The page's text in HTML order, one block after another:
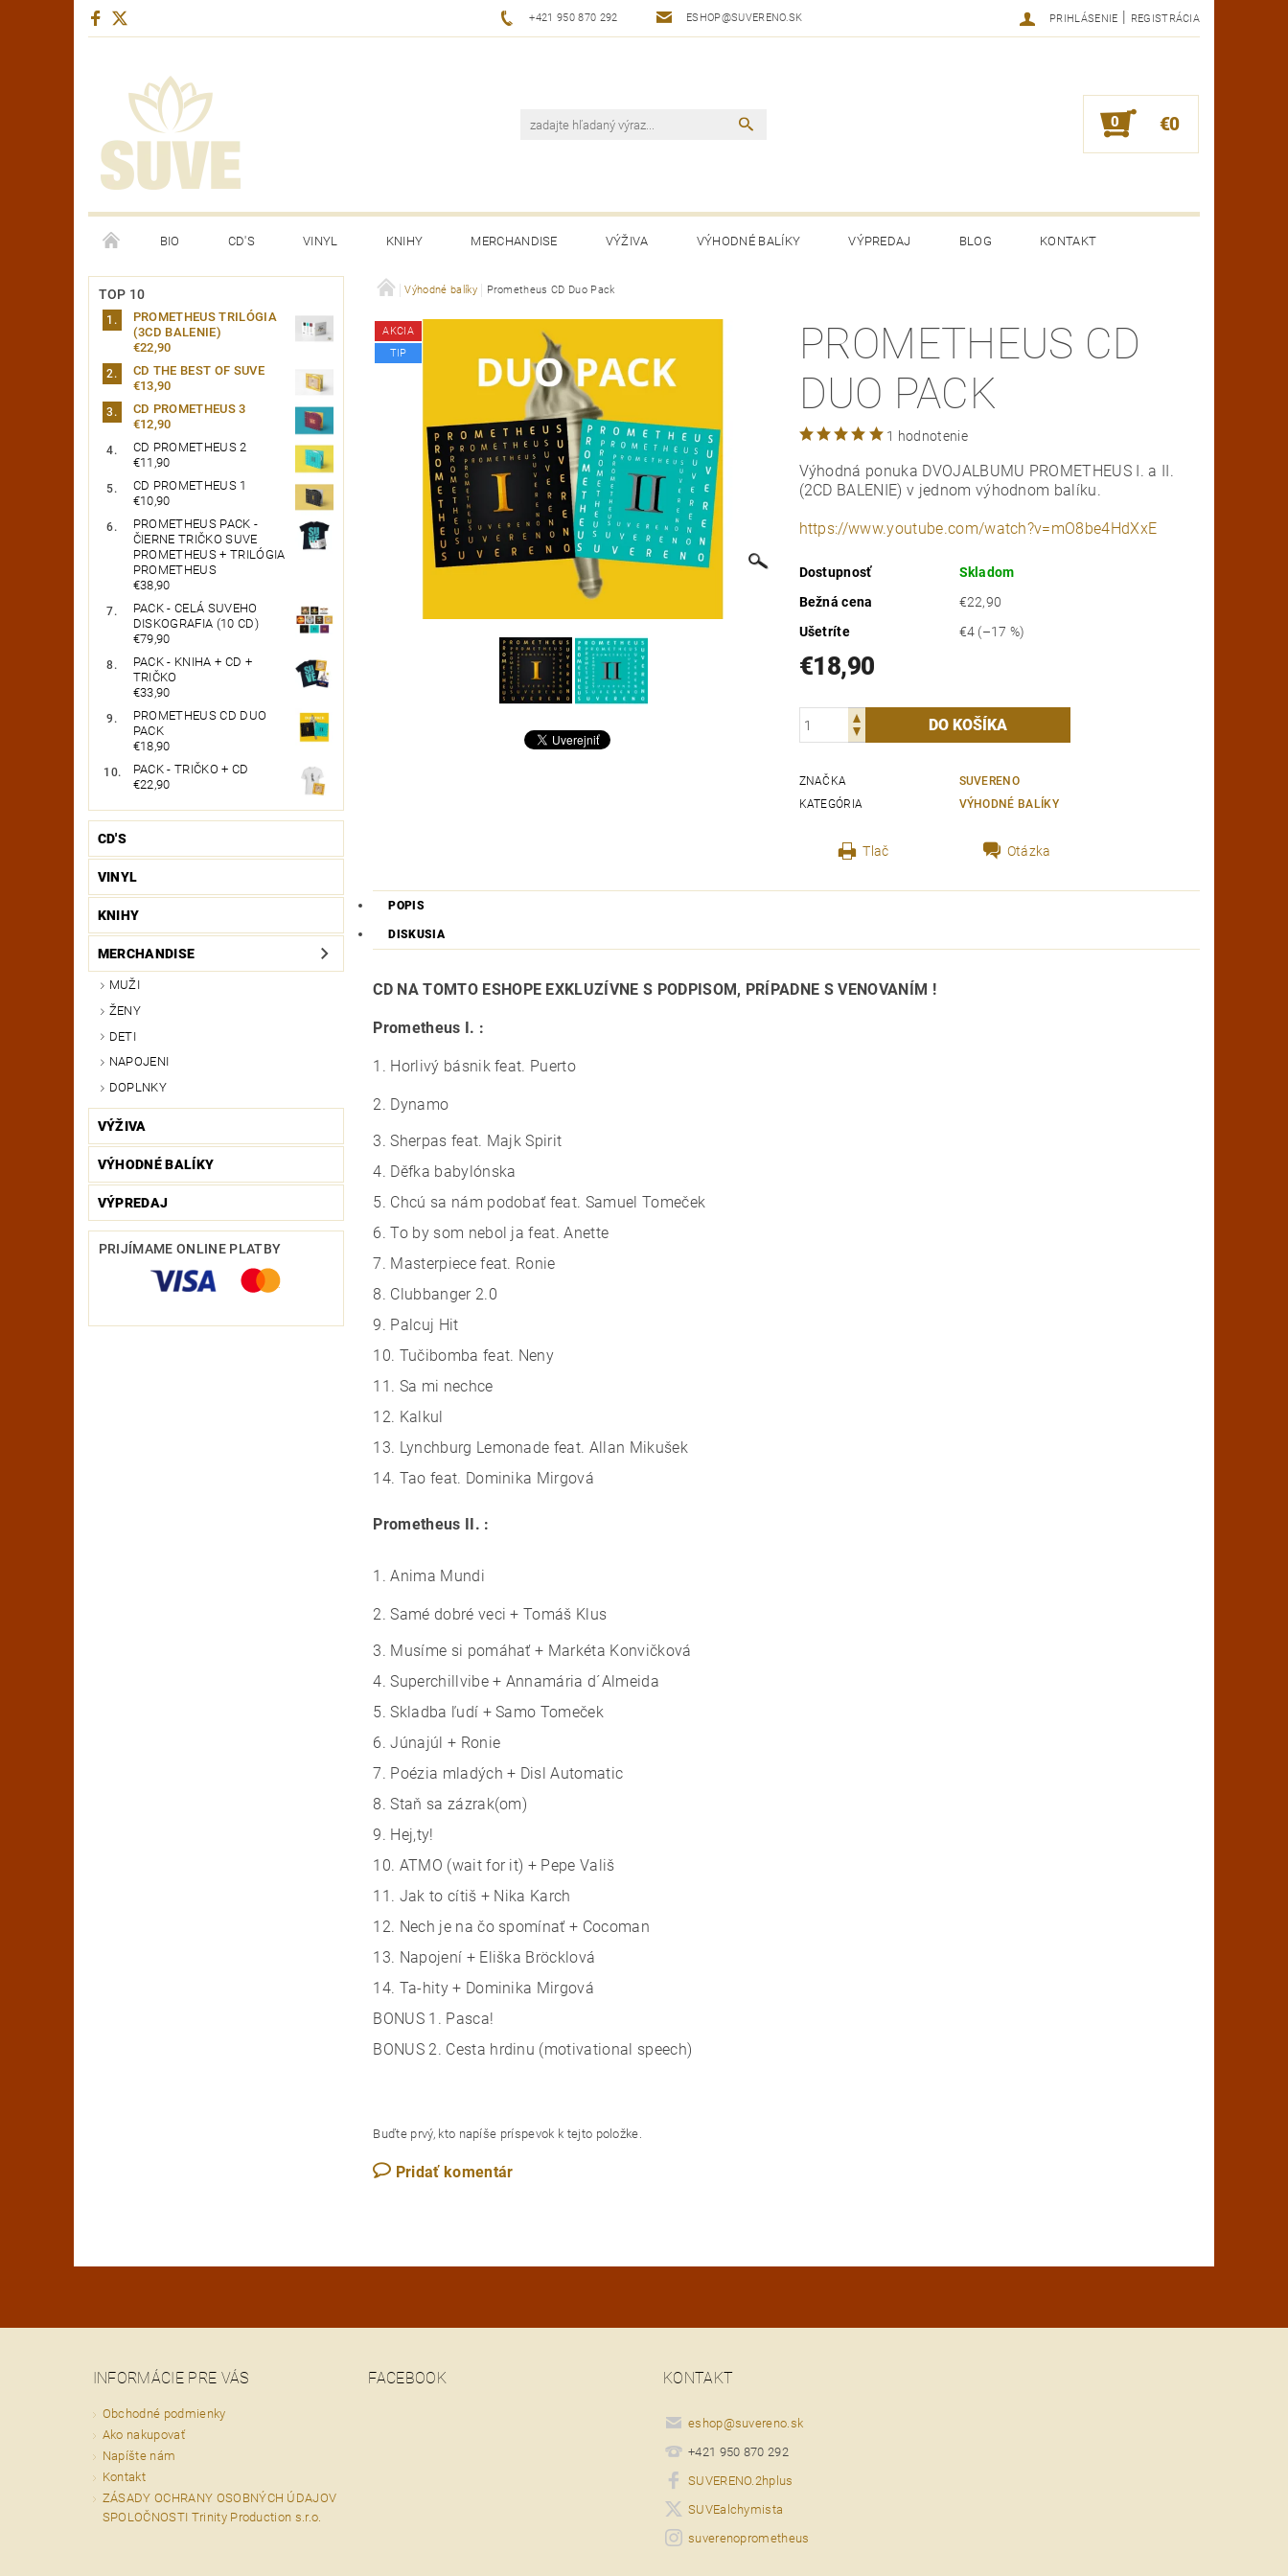
+421 950 870 292 ESHOP@SUVERENO.SK PRIHLÁSENIE | REGISTRÁCIA
0 €0
BIO CD'S VINYL KNIHY MERCHANDISE VÝŽIVA VÝHODNÉ BALÍKY VÝPREDAJ BLOG KONTAKT
YOUTUBE CHANNEL
TOP 10
PROMETHEUS TRILÓGIA
(3CD BALENIE)
€22,90
CD THE BEST OF SUVE
€13,90
CD PROMETHEUS 3
€12,90
CD PROMETHEUS 2
€11,90
CD PROMETHEUS 1
€10,90
PROMETHEUS PACK -
ČIERNE TRIČKO SUVE
PROMETHEUS + TRILÓGIA
PROMETHEUS
€38,90
PACK - CELÁ SUVEHO
DISKOGRAFIA (10 CD)
€79,90
PACK - KNIHA + CD +
TRIČKO
€33,90
PROMETHEUS CD DUO
PACK
€18,90
PACK - TRIČKO + CD
€22,90
CD'S
VINYL
KNIHY
MERCHANDISE
MUŽI
ŽENY
DETI
NAPOJENI
DOPLNKY
VÝŽIVA
VÝHODNÉ BALÍKY
VÝPREDAJ
PRIJÍMAME ONLINE PLATBY
Výhodné balíky Prometheus CD Duo Pack
AKCIA
TIP
PROMETHEUS CD
DUO PACK
1 hodnotenie
Výhodná ponuka DVOJALBUMU PROMETHEUS I. a II.
(2CD BALENIE) v jednom výhodnom balíku.
https://www.youtube.com/watch?v=mO8be4HdXxE
Dostupnosť
Skladom
Bežná cena
€22,90
Ušetríte
€4 (–17 %)
€18,90
ZNAČKA
SUVERENO
KATEGÓRIA
VÝHODNÉ BALÍKY
Tlač Otázka
POPIS
DISKUSIA
CD NA TOMTO ESHOPE EXKLUZÍVNE S PODPISOM, PRÍPADNE S VENOVANÍM !
Prometheus I. :
1. Horlivý básnik feat. Puerto
2. Dynamo
3. Sherpas feat. Majk Spirit
4. Děfka babylónska
5. Chcú sa nám podobať feat. Samuel Tomeček
6. To by som nebol ja feat. Anette
7. Masterpiece feat. Ronie
8. Clubbanger 2.0
9. Palcuj Hit
10. Tučibomba feat. Neny
11. Sa mi nechce
12. Kalkul
13. Lynchburg Lemonade feat. Allan Mikušek
14. Tao feat. Dominika Mirgová
Prometheus II. :
1. Anima Mundi
2. Samé dobré veci + Tomáš Klus
3. Musíme si pomáhať + Markéta Konvičková
4. Superchillvibe + Annamária d´Almeida
5. Skladba ľudí + Samo Tomeček
6. Júnajúl + Ronie
7. Poézia mladých + Disl Automatic
8. Staň sa zázrak(om)
9. Hej,ty!
10. ATMO (wait for it) + Pepe Vališ
11. Jak to cítiš + Nika Karch
12. Nech je na čo spomínať + Cocoman
13. Napojení + Eliška Bröcklová
14. Ta-hity + Dominika Mirgová
BONUS 1. Pasca!
BONUS 2. Cesta hrdinu (motivational speech)
Buďte prvý, kto napíše príspevok k tejto položke.
Pridať komentár
INFORMÁCIE PRE VÁS
Obchodné podmienky
Ako nakupovať
Napíšte nám
Kontakt
ZÁSADY OCHRANY OSOBNÝCH ÚDAJOV
SPOLOČNOSTI Trinity Production s.r.o.
FACEBOOK KONTAKT
eshop@suvereno.sk
+421 950 870 292
SUVERENO.2hplus
SUVEalchymista
suverenoprometheus